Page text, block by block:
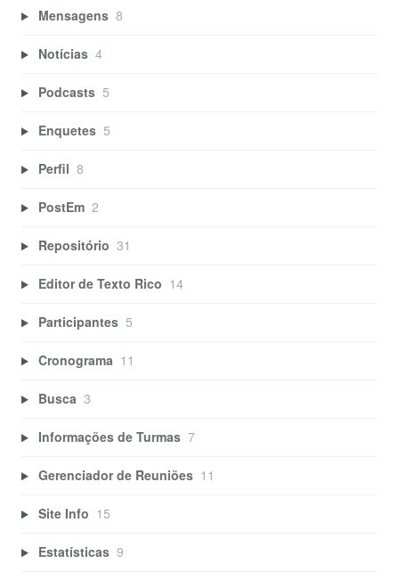
Mensagens 8
Notícias 4
Podcasts 5
Enquetes 5
Perfil 8
PostEm 2
Repositório 31
Editor de Texto Rico 14
Participantes 5
Cronograma 11
Busca 3
Informações de Turmas 7
Gerenciador de Reuniões 11
Site Info 15
Estatísticas 9